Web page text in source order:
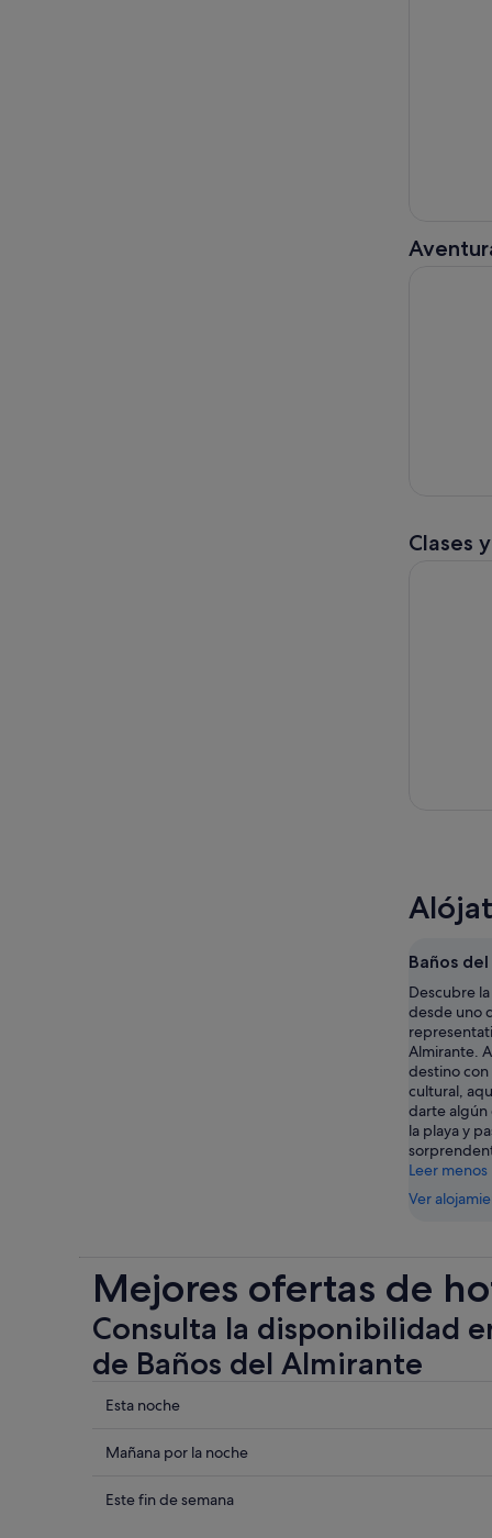
Clases
Baños
Descubre
desde uno
Almirante.
destino con
cultural,
darte algún
la playa y
Leer menos
Ver
Mejores ofertas de
Consulta la disponibilidad
de Baños del Almirante
Comprueba
precios
de
Esta noche
Comprueba
precios
Mañana por la noche
Comprueba
Este fin de semana